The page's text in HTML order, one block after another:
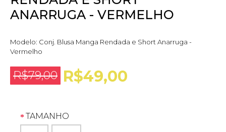
ANARRUGA - VERMELHO
Modelo: Conj. Blusa Manga Rendada e Short Anarruga -
Vermelho
R$79,00 R$49,00
TAMANHO